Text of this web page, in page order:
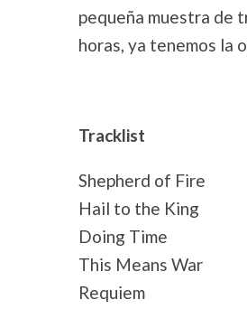
pequeña muestra de
horas, ya tenemos la
Tracklist
Shepherd of Fire
Hail to the King
Doing Time
This Means War
Requiem